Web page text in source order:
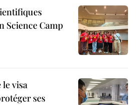
Science Camp
le visa
ses